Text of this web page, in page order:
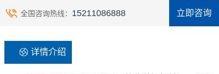
全国咨询热线： 15211086888 立即咨询
详情介绍